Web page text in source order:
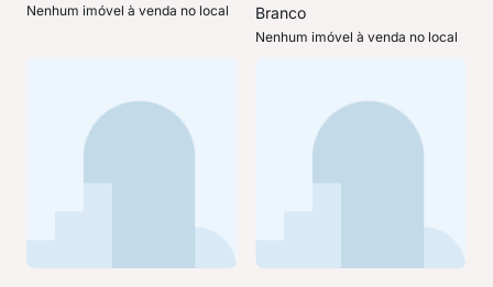
Nenhum imóvel à venda no local
Branco
Nenhum imóvel à venda no local